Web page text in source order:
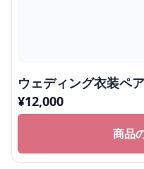
ウェディング衣装ペ
¥12,000
商品